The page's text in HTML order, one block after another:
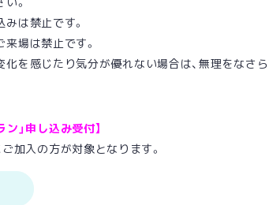
は禁止です。
場は禁止です。
を感じたり気分が優れない場合は、無理をなさ
」申し込み受付】
加入の方が対象となります。